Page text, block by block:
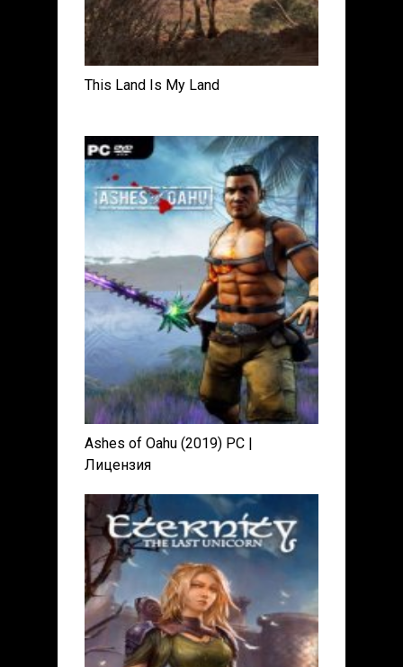
This Land Is My Land
Ashes of Oahu (2019) PC |
Лицензия